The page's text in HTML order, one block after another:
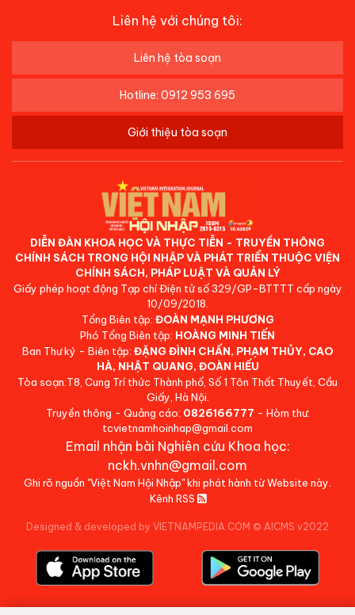
Liên hệ với chúng tôi:
Liên hệ tòa soạn
Hotline: 0912 953 695
Giới thiệu tòa soạn
DIỄN ĐÀN KHOA HỌC VÀ THỰC TIỄN - TRUYỀN THÔNG
CHÍNH SÁCH TRONG HỘI NHẬP VÀ PHÁT TRIỂN THUỘC VIỆN
CHÍNH SÁCH, PHÁP LUẬT VÀ QUẢN LÝ
Giấy phép hoạt động Tạp chí Điện tử số 329/GP-BTTTT cấp ngày
10/09/2018.
Tổng Biên tập: ĐOÀN MẠNH PHƯƠNG
Phó Tổng Biên tập: HOÀNG MINH TIẾN
Ban Thư ký - Biên tập: ĐẶNG ĐÌNH CHẤN, PHẠM THỦY, CAO
HÀ, NHẬT QUANG, ĐOÀN HIẾU
Tòa soạn:T8, Cung Trí thức Thành phố, Số 1 Tôn Thất Thuyết, Cầu
Giấy, Hà Nội.
Truyền thông - Quảng cáo: 0826166777 - Hòm thư:
tcvietnamhoinhap@gmail.com
Email nhận bài Nghiên cứu Khoa học:
nckh.vnhn@gmail.com
Ghi rõ nguồn "Việt Nam Hội Nhập" khi phát hành từ Website này.
Kênh RSS
Designed & developed by VIETNAMPEDIA.COM © AICMS v2022